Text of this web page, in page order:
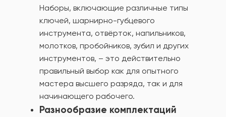
Наборы, включающие различные типы
ключей, шарнирно-губцевого
инструмента, отвёрток, напильников,
молотков, пробойников, зубил и других
инструментов, – это действительно
правильный выбор как для опытного
мастера высшего разряда, так и для
начинающего рабочего.
Разнообразие комплектаций